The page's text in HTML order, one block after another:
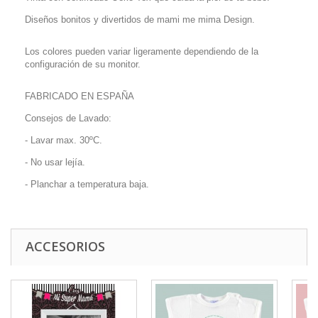
Diseños bonitos y divertidos de mami me mima Design.
Los colores pueden variar ligeramente dependiendo de la
configuración de su monitor.
FABRICADO EN ESPAÑA
Consejos de Lavado:
- Lavar max. 30ºC.
- No usar lejía.
- Planchar a temperatura baja.
ACCESORIOS